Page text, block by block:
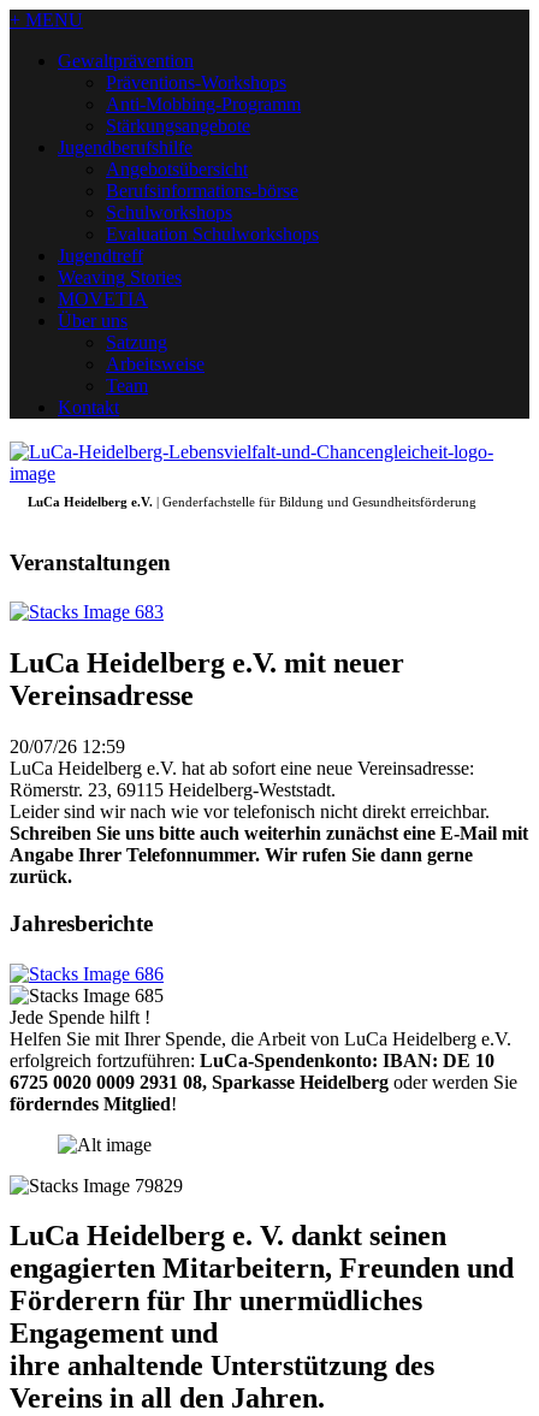
+ MENU
Gewaltprävention
Präventions-Workshops
Anti-Mobbing-Programm
Stärkungsangebote
Jugendberufshilfe
Angebotsübersicht
Berufsinformations-börse
Schulworkshops
Evaluation Schulworkshops
Jugendtreff
Weaving Stories
MOVETIA
Über uns
Satzung
Arbeitsweise
Team
Kontakt
LuCa Heidelberg e.V. | Genderfachstelle für Bildung und Gesundheitsförderung
Veranstaltungen
LuCa Heidelberg e.V. mit neuer
Vereinsadresse
20/07/26 12:59
LuCa Heidelberg e.V. hat ab sofort eine neue Vereinsadresse:
Römerstr. 23, 69115 Heidelberg-Weststadt.
Leider sind wir nach wie vor telefonisch nicht direkt erreichbar.
Schreiben Sie uns bitte auch weiterhin zunächst eine E-Mail mit
Angabe Ihrer Telefonnummer. Wir rufen Sie dann gerne
zurück.
Jahresberichte
Jede Spende hilft !
Helfen Sie mit Ihrer Spende, die Arbeit von LuCa Heidelberg e.V.
erfolgreich fortzuführen: LuCa-Spendenkonto: IBAN: DE 10
6725 0020 0009 2931 08, Sparkasse Heidelberg oder werden Sie
förderndes Mitglied!
LuCa Heidelberg e. V. dankt seinen
engagierten Mitarbeitern, Freunden und
Förderern für Ihr unermüdliches
Engagement und
ihre anhaltende Unterstützung des
Vereins in all den Jahren.